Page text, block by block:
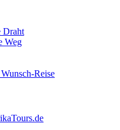
Draht
Weg
Reise